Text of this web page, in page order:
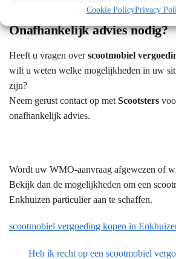
Cookie PolicyPrivacy
Onafhankelijk advies nodig?
Heeft u vragen overscootmobiel
wilt u weten welke mogelijkheden in uw
zijn?
Neem gerust contact op met Scootsters
onafhankelijk advies.
Wordt uw WMO-aanvraag afgewezen of
Bekijk dan de mogelijkheden om een
Enkhuizen particulier aan te schaffen.
scootmobiel vergoeding kopen in
Heb ik recht op een scootmobiel